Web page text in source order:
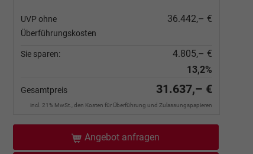
UVP ohne
Überführungskosten
36.442,– €
Sie sparen:
4.805,– €
13,2%
Gesamtpreis 31.637,– €
incl. 21% MwSt., den Kosten für Überführung und Zulassungspapieren
Angebot anfragen